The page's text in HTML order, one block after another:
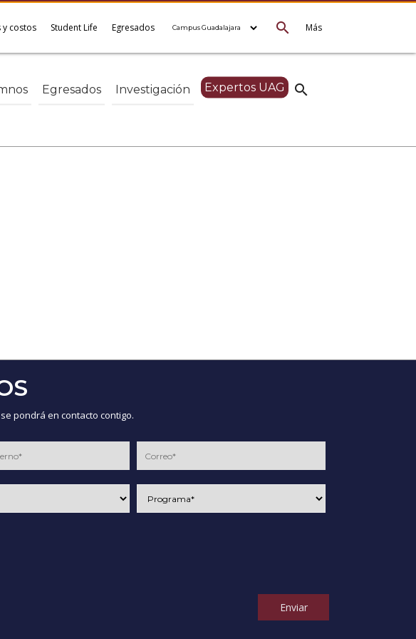
Más
search
y costos Student Life Egresados
search
Egresados Investigación Expertos UAG
pondrá en contacto contigo.
Enviar